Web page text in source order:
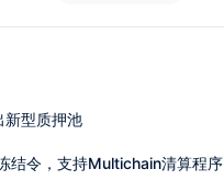
型质押池
结令，支持Multichain清算程序